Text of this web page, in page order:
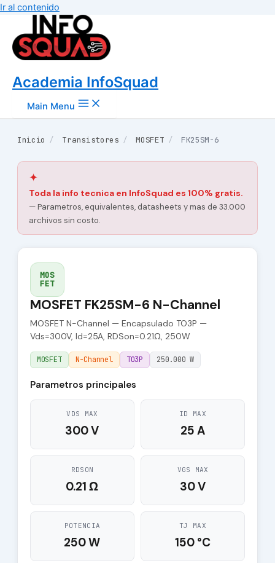
Ir al contenido
Academia InfoSquad
Main Menu
Inicio / Transistores / MOSFET / FK25SM-6
✦
Toda la info tecnica en InfoSquad es 100% gratis.
— Parametros, equivalentes, datasheets y mas de 33.000
archivos sin costo.
MOS
FET
MOSFET FK25SM-6 N-Channel
MOSFET N-Channel — Encapsulado TO3P —
Vds=300V, Id=25A, RDSon=0.21Ω, 250W
MOSFET N-Channel TO3P 250.000 W
Parametros principales
VDS MAX
300 V
ID MAX
25 A
RDSON
0.21 Ω
VGS MAX
30 V
POTENCIA
250 W
TJ MAX
150 °C